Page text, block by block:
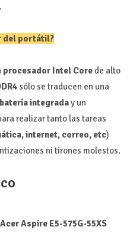
del portátil?
procesador Intel Core de alto
sólo se traducen en una
integraday un
realizar tanto las tareas
internet, correo, etc)
ni tirones molestos.
Aspire E5-575G-55XS